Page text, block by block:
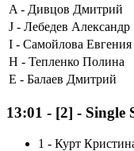
A - Дивцов Дмитрий
J - Лебедев Александр
I - Самойлова Евгения
H - Тепленко Полина
E - Балаев Дмитрий
13:01 - [2] - Single
1 - Курт